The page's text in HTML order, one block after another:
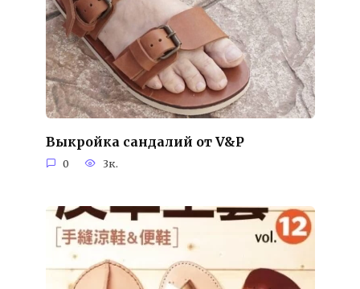
Выкройка сандалий от V&P
0 3к.